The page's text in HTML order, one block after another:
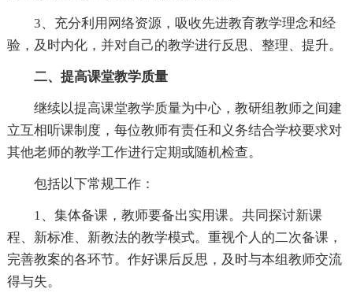
3、充分利用网络资源，吸收先进教育教学理念和经
验，及时内化，并对自己的教学进行反思、整理、提升。
二、提高课堂教学质量
继续以提高课堂教学质量为中心，教研组教师之间建
立互相听课制度，每位教师有责任和义务结合学校要求对
其他老师的教学工作进行定期或随机检查。
包括以下常规工作：
1、集体备课，教师要备出实用课。共同探讨新课
程、新标准、新教法的教学模式。重视个人的二次备课，
完善教案的各环节。作好课后反思，及时与本组教师交流
得与失。